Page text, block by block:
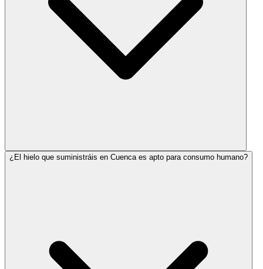
¿El hielo que suministráis en Cuenca es apto para consumo humano?